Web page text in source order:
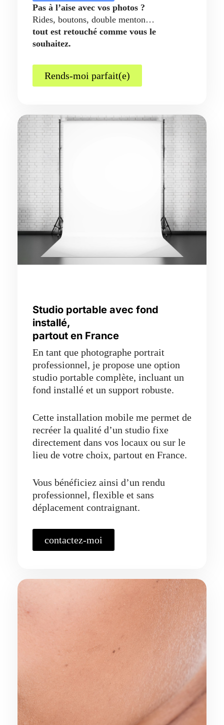
Pas à l’aise avec vos photos ?
Rides, boutons, double menton…
tout est retouché comme vous le
souhaitez.
Rends-moi parfait(e)
Studio portable avec fond
installé,
partout en France
En tant que photographe portrait
professionnel, je propose une option
studio portable complète, incluant un
fond installé et un support robuste.
Cette installation mobile me permet de
recréer la qualité d’un studio fixe
directement dans vos locaux ou sur le
lieu de votre choix, partout en France.
Vous bénéficiez ainsi d’un rendu
professionnel, flexible et sans
déplacement contraignant.
contactez-moi